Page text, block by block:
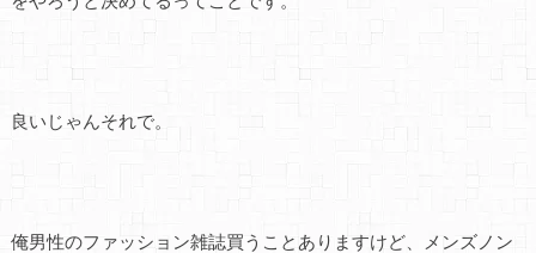
良いじゃんそれで。
俺男性のファッション雑誌買うことありますけど、メンズノン